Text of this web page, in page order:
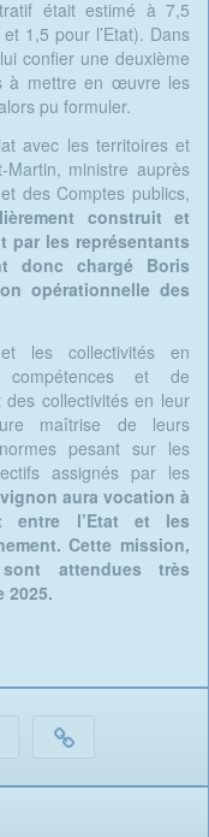
était estimé à 7,5
1,5 pour l’Etat). Dans
confier une deuxième
à mettre en œuvre les
pu formuler.
avec les territoires et
ministre auprès
des Comptes publics,
construit et
par les représentants
donc chargé Boris
opérationnelle des
les collectivités en
compétences et de
collectivités en leur
maîtrise de leurs
pesant sur les
assignés par les
aura vocation à
entre l’Etat et les
Cette mission,
attendues très
2025.